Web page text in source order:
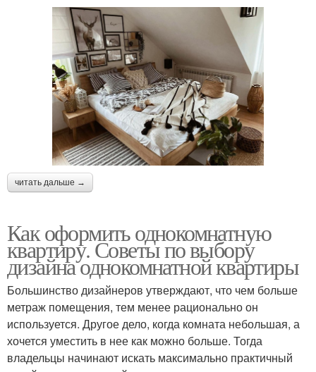
читать дальше →
Как оформить однокомнатную
квартиру. Советы по выбору
дизайна однокомнатной квартиры
Большинство дизайнеров утверждают, что чем больше
метраж помещения, тем менее рационально он
используется. Другое дело, когда комната небольшая, а
хочется уместить в нее как можно больше. Тогда
владельцы начинают искать максимально практичный